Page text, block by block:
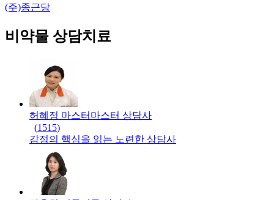
(주)종근당
비약물 상담치료
허혜정 마스터 마스터 상담사
(1515)
감정의 핵심을 읽는 노련한 상담사